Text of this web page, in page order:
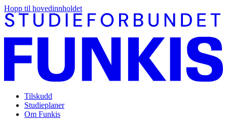
Hopp til hovedinnholdet
Tilskudd
Studieplaner
Om Funkis